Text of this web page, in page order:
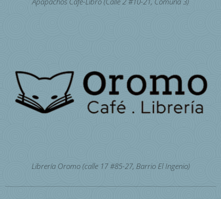
Librería Oromo (calle 17 #85-27, Barrio El Ingenio)